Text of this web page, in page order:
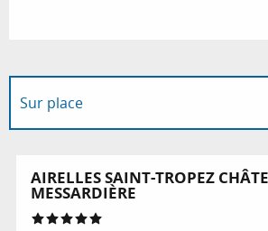
Sur place
AIRELLES SAINT-TROPEZ
MESSARDIÈRE